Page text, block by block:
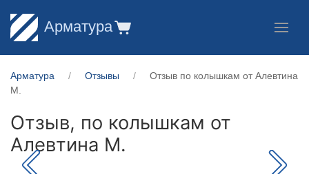
Арматура
Арматура Отзывы
Отзыв по колышкам от Алевтина
М.
Отзыв, по колышкам от
Алевтина М.